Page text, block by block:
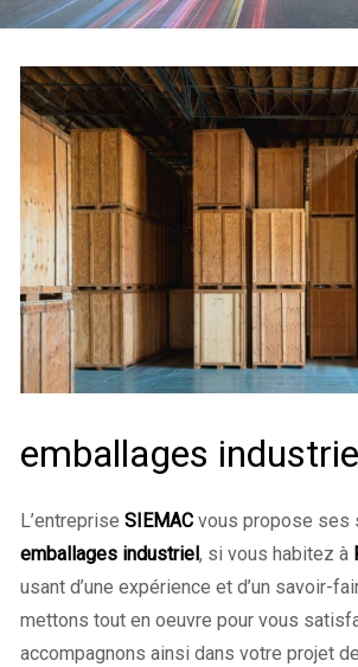
emballages
L’entreprise SIEMAC vous propose ses
emballages industriel , si vous habitez à
usant d’une expérience et d’un savoir-
mettons tout en oeuvre pour vous
accompagnons ainsi dans votre projet de